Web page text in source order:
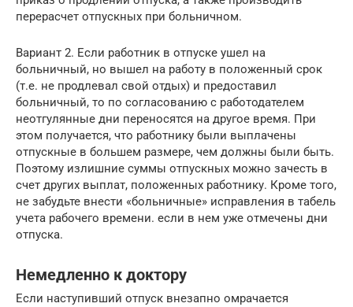
перерасчет отпускных при больничном.
Вариант 2. Если работник в отпуске ушел на
больничный, но вышел на работу в положенный срок
(т.е. не продлевал свой отдых) и предоставил
больничный, то по согласованию с работодателем
неотгулянные дни переносятся на другое время. При
этом получается, что работнику были выплачены
отпускные в большем размере, чем должны были быть.
Поэтому излишние суммы отпускных можно зачесть в
счет других выплат, положенных работнику. Кроме того,
не забудьте внести «больничные» исправления в табель
учета рабочего времени. если в нем уже отмечены дни
отпуска.
Немедленно к доктору
Если наступивший отпуск внезапно омрачается